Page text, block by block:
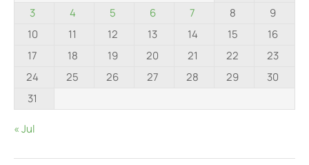
3
4 5 6 7 8
9
10
11 12 13 14 15
16
17
18 19 20 21 22
23
24
25 26 27 28 29
30
31
« Jul